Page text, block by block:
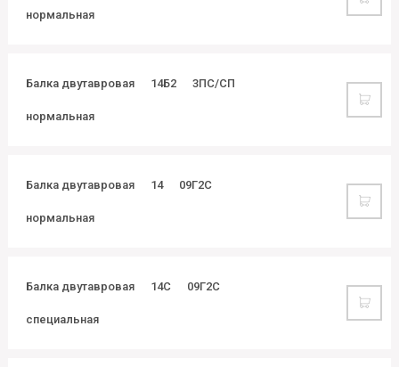
нормальная
Балка двутавровая 14Б2 3ПС/СП
нормальная
Балка двутавровая 14 09Г2С
нормальная
Балка двутавровая 14С 09Г2С
специальная